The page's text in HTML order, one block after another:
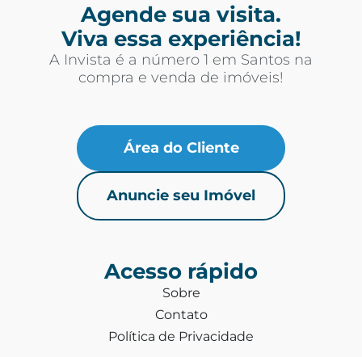
Agende sua visita.
Viva essa experiência!
A Invista é a número 1 em Santos na
compra e venda de imóveis!
Área do Cliente
Anuncie seu Imóvel
Acesso rápido
Sobre
Contato
Política de Privacidade